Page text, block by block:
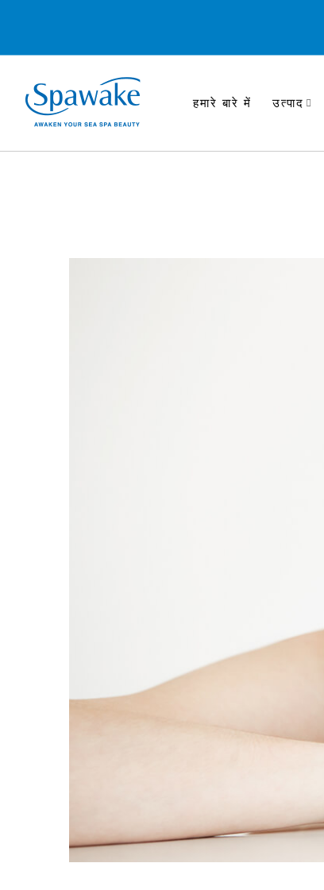
हमारे बारे में उत्पाद